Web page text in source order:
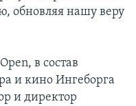
обновляя нашу веру
в состав
и кино Ингеборга
и директор